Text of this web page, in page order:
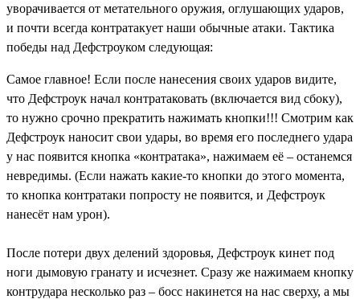
уворачивается от метательного оружия, оглушающих ударов,
и почти всегда контратакует наши обычные атаки. Тактика
победы над Дефстроуком следующая:
Самое главное! Если после нанесения своих ударов видите,
что Дефстроук начал контратаковать (включается вид сбоку),
то нужно срочно прекратить нажимать кнопки!!! Смотрим как
Дефстроук наносит свои удары, во время его последнего удара
у нас появится кнопка «контратака», нажимаем её – останемся
невредимы. (Если нажать какие-то кнопки до этого момента,
то кнопка контратаки попросту не появится, и Дефстроук
нанесёт нам урон).
После потери двух делений здоровья, Дефстроук кинет под
ноги дымовую гранату и исчезнет. Сразу же нажимаем кнопку
контрудара несколько раз – босс накинется на нас сверху, а мы